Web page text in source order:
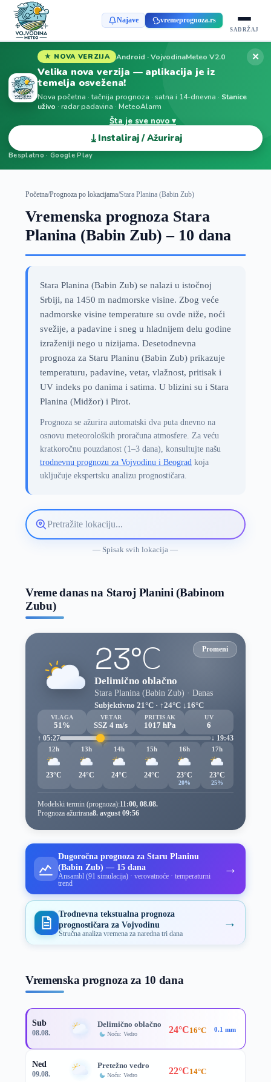
Najave vremeprognoza.rs
SADRŽAJ
★ NOVA VERZIJA Android · VojvodinaMeteo V2.0
Velika nova verzija — aplikacija je iz
temelja osvežena!
Nova početna · tačnija prognoza · satna i 14-dnevna · Stanice
uživo · radar padavina · MeteoAlarm
Šta je sve novo ▾
⤓ Instaliraj / Ažuriraj
Besplatno · Google Play
✕
Početna/Prognoza po lokacijama/Stara Planina (Babin Zub)
Vremenska prognoza Stara
Planina (Babin Zub) – 10 dana
Stara Planina (Babin Zub) se nalazi u istočnoj
Srbiji, na 1450 m nadmorske visine. Zbog veće
nadmorske visine temperature su ovde niže, noći
svežije, a padavine i sneg u hladnijem delu godine
izraženiji nego u nizijama. Desetodnevna
prognoza za Staru Planinu (Babin Zub) prikazuje
temperaturu, padavine, vetar, vlažnost, pritisak i
UV indeks po danima i satima. U blizini su i Stara
Planina (Midžor) i Pirot.
Prognoza se ažurira automatski dva puta dnevno na
osnovu meteoroloških proračuna atmosfere. Za veću
kratkoročnu pouzdanost (1–3 dana), konsultujte našu
trodnevnu prognozu za Vojvodinu i Beogradkoja
uključuje ekspertsku analizu prognostičara.
Pretražite
lokaciju
— Spisak svih lokacija —
Vreme danas na Staroj Planini (Babinom
Zubu)
Promeni
23°C
Delimično oblačno
Stara Planina (Babin Zub) · Danas
Subjektivno 21°C · ↑24°C ↓16°C
VLAGA
51%
VETAR
SSZ 4 m/s
PRITISAK
1017 hPa
UV
6
↑ 05:27
↓ 19:43
12h
23°C
13h
24°C
14h
24°C
15h
24°C
16h
23°C
20%
17h
23°C
25%
Modelski termin (prognoza):11:00, 08.08.
Prognoza ažurirana8. avgust 09:56
Dugoročna prognoza za Staru Planinu
(Babin Zub) — 15 dana
Ansambl (91 simulacija) · verovatnoće · temperaturni
trend
→
Trodnevna tekstualna prognoza
prognostičara za Vojvodinu
Stručna analiza vremena za naredna tri dana
→
Vremenska prognoza za 10 dana
Sub
08.08.
Delimično oblačno
Noću: Vedro 24°C16°C 0.1 mm
Ned
09.08.
Pretežno vedro
Noću: Vedro 22°C14°C